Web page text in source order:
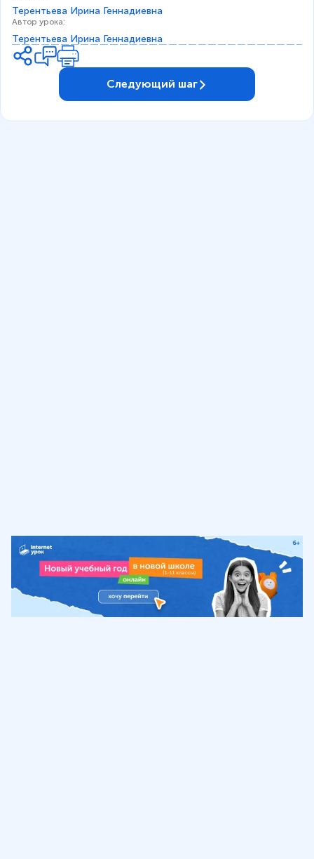
Терентьева Ирина Геннадиевна
Автор урока:
Терентьева Ирина Геннадиевна
Следующий шаг